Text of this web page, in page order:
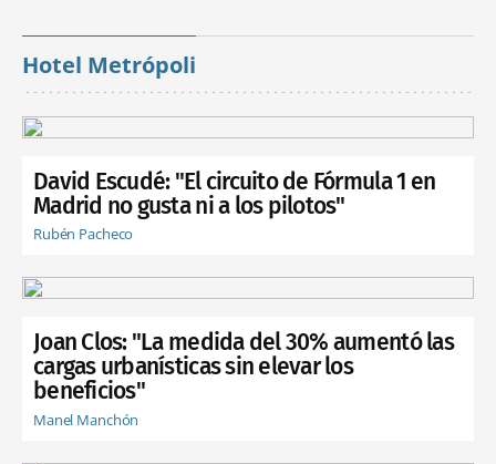
Hotel Metrópoli
David Escudé: "El circuito de Fórmula 1 en
Madrid no gusta ni a los pilotos"
Rubén Pacheco
Joan Clos: "La medida del 30% aumentó las
cargas urbanísticas sin elevar los
beneficios"
Manel Manchón